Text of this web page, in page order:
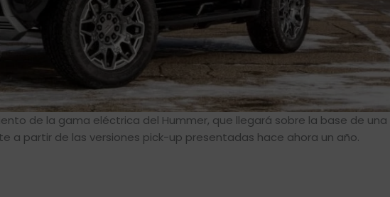
de la gama eléctrica del Hummer, que llegará sobre la base de una
a partir de las versiones pick-up presentadas hace ahora un año.